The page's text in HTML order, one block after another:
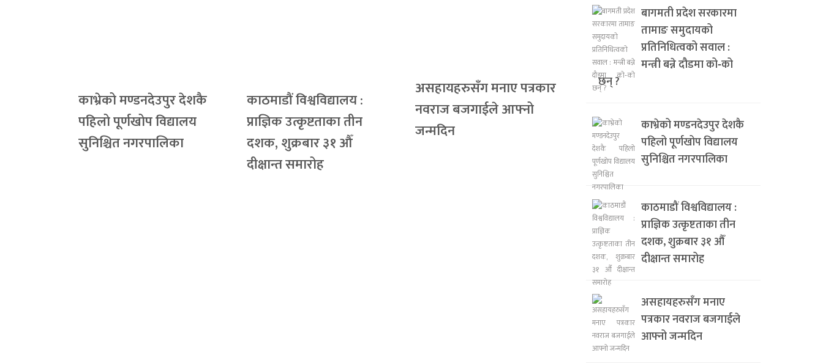
काभ्रेको मण्डनदेउपुर देशकै
पहिलो पूर्णखोप विद्यालय
सुनिश्चित नगरपालिका
काठमाडौं विश्वविद्यालय :
प्राज्ञिक उत्कृष्टताका तीन
दशक, शुक्रबार ३१ औँ
दीक्षान्त समारोह
असहायहरुसँग मनाए पत्रकार
नवराज बजगाईले आफ्नो
जन्मदिन
बागमती प्रदेश सरकारमा
तामाङ समुदायको
प्रतिनिधित्वको सवाल :
मन्त्री बन्ने दौडमा को‐को
छन् ?
काभ्रेको मण्डनदेउपुर देशकै
पहिलो पूर्णखोप विद्यालय
सुनिश्चित नगरपालिका
काठमाडौं विश्वविद्यालय :
प्राज्ञिक उत्कृष्टताका तीन
दशक, शुक्रबार ३१ औँ
दीक्षान्त समारोह
असहायहरुसँग मनाए
पत्रकार नवराज बजगाईले
आफ्नो जन्मदिन